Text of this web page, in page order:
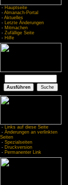
- Hauptseite
- Almanach-Portal
- Aktuelles
- Letzte Änderungen
- Mitmachen
- Zufällige Seite
- Hilfe
- Links auf diese Seite
- Änderungen an verlinkten
Seiten
- Spezialseiten
- Druckversion
- Permanenter Link